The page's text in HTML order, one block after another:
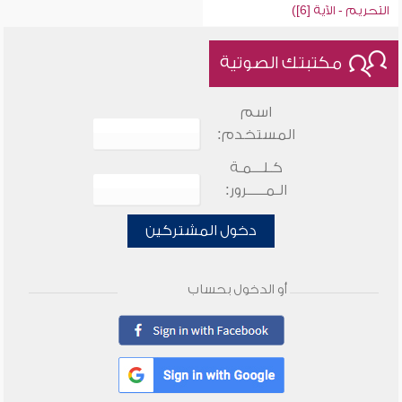
التحريم - الآية [6])
مكتبتك الصوتية
اسم
المستخدم:
كـلـــمـة
الـمـــــرور:
دخول المشتركين
أو الدخول بحساب